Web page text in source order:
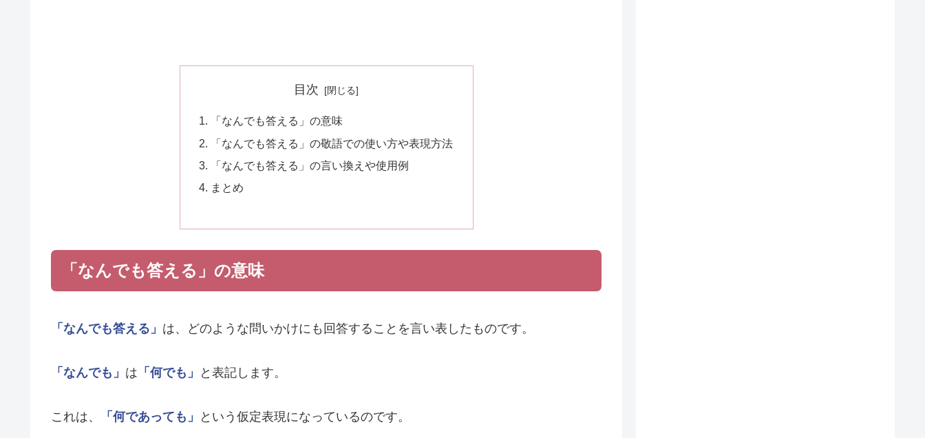
目次
「なんでも答える」の意味
「なんでも答える」の敬語での使い方や表現方法
「なんでも答える」の言い換えや使用例
まとめ
「なんでも答える」の意味
「なんでも答える」 は、どのような問いかけにも回答することを言い表したものです。
「なんでも」 は 「何でも」 と表記します。
これは、 「何であっても」 という仮定表現になっているのです。